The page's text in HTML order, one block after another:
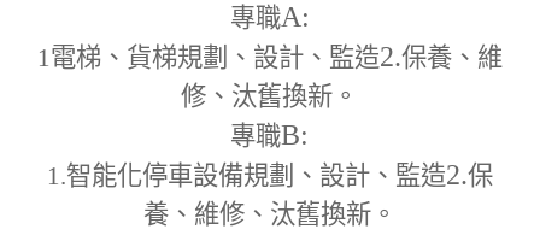
專職A:
1電梯、貨梯規劃、設計、監造2.保養、維
修、汰舊換新。
專職B:
1.智能化停車設備規劃、設計、監造2.保
養、維修、汰舊換新。